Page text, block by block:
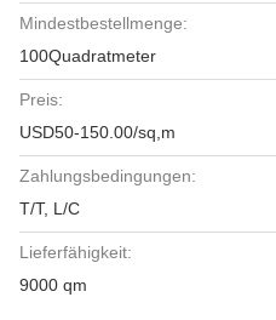
Mindestbestellmenge:
100Quadratmeter
Preis:
USD50-150.00/sq,m
Zahlungsbedingungen:
T/T, L/C
Lieferfähigkeit:
9000 qm